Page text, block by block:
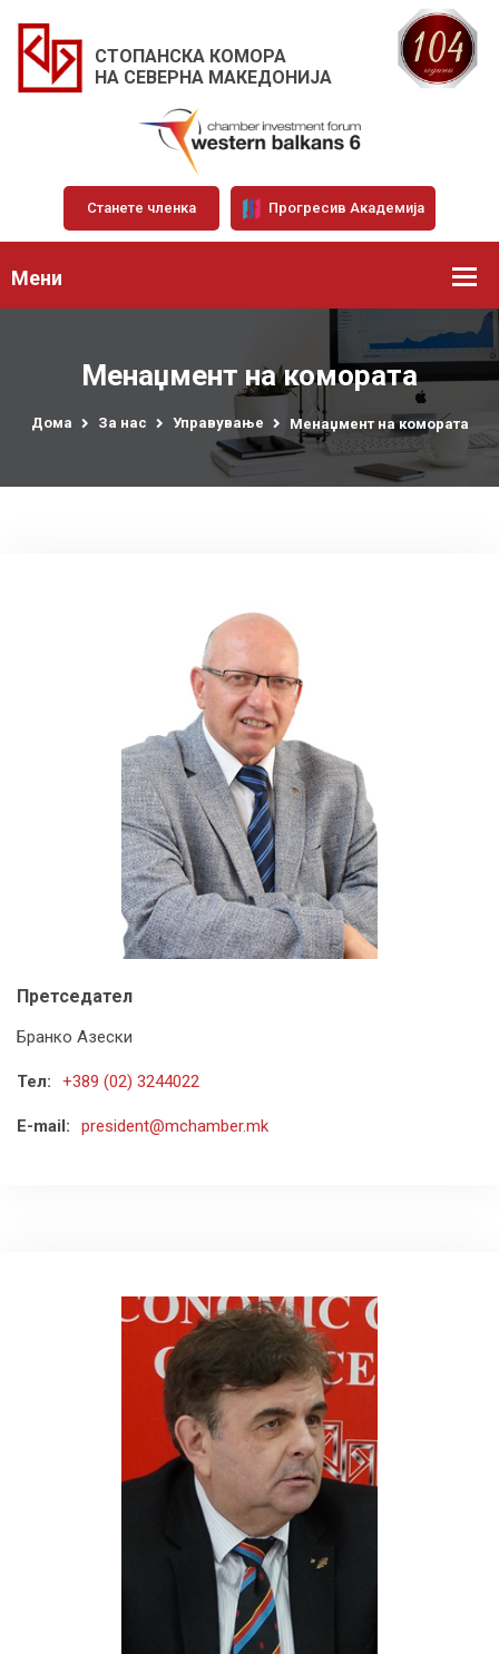
СТОПАНСКА КОМОРА
НА СЕВЕРНА МАКЕДОНИЈА
Станете членка Прогресив Академија
Мени
Менаџмент на комората
Дома За нас Управување Менаџмент на комората
Претседател
Бранко Азески
Тел: +389 (02) 3244022
E-mail: president@mchamber.mk